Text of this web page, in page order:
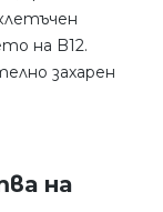
на B12.
захарен
на